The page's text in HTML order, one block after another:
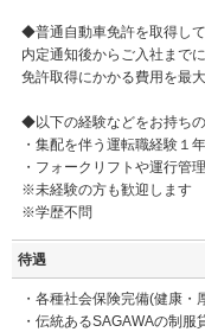
◆普通自動車免許を取得し
内定通知後からご入社まで
免許取得にかかる費用を最
◆以下の経験などをお持ちの
・集配を伴う運転職経験１
・フォークリフトや運行管
※未経験の方も歓迎します
※学歴不問
待遇
・各種社会保険完備(健康
・伝統あるSAGAWAの制服